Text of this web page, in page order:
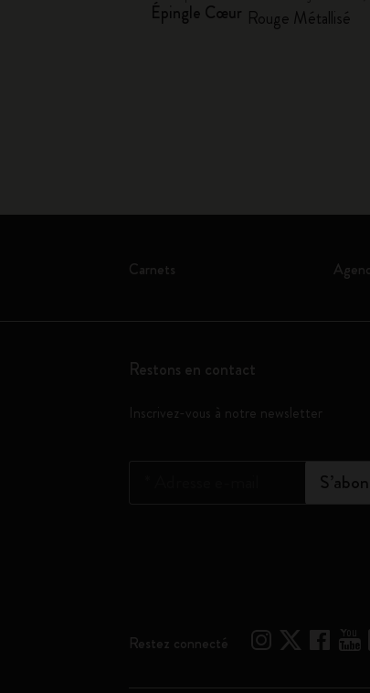
Épingle Cœur Rouge Métallisé
Carnets
Restons en contact
Inscrivez-vous à notre newsletter
Restez connecté